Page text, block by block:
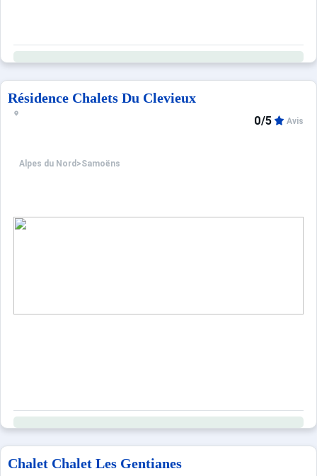
Résidence Chalets Du Clevieux
Alpes du Nord >Samoëns
0/5 Avis
Chalet Chalet Les Gentianes